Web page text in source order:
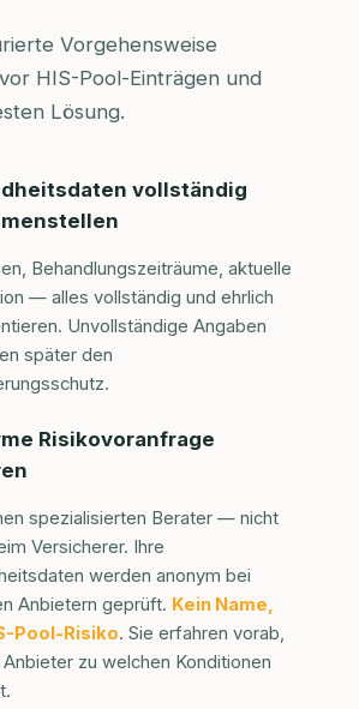
Vorgehensweise
HIS-Pool-Einträgen und
Lösung.
vollständig
Behandlungszeiträume, aktuelle
— alles vollständig und ehrlich
Unvollständige Angaben
später den
Risikovoranfrage
spezialisierten Berater — nicht
Versicherer. Ihre
werden anonym bei
Anbietern geprüft. Kein Name,
Pool-Risiko. Sie erfahren vorab,
zu welchen Konditionen